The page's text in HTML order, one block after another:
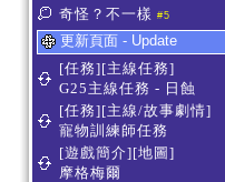
奇怪？不一樣 #5
更新頁面 - Update
[任務][主線任務]
G25主線任務 - 日蝕
[任務][主線/故事劇情]
寵物訓練師任務
[遊戲簡介][地圖]
摩格梅爾